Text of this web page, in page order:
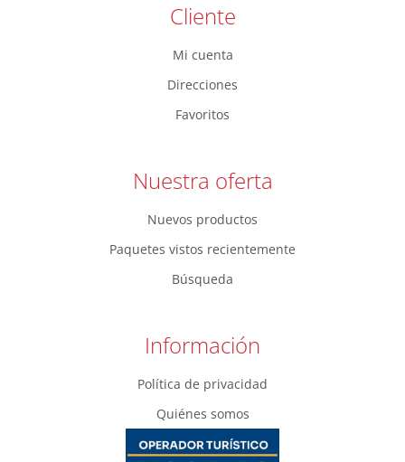
Cliente
Mi cuenta
Direcciones
Favoritos
Nuestra oferta
Nuevos productos
Paquetes vistos recientemente
Búsqueda
Información
Política de privacidad
Quiénes somos